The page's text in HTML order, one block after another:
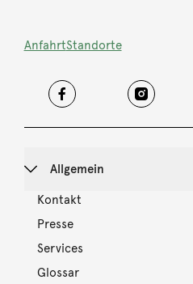
AnfahrtStandorte
Allgemein
Kontakt
Presse
Services
Glossar